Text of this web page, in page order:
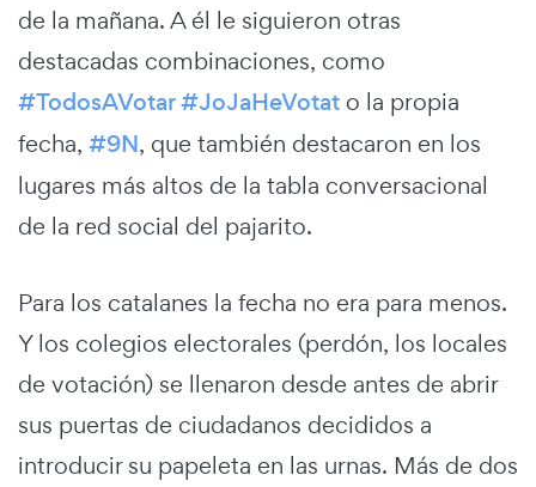
de la mañana. A él le siguieron otras
destacadas combinaciones, como
#TodosAVotar#JoJaHeVotat o la propia
fecha, #9N, que también destacaron en los
lugares más altos de la tabla conversacional
de la red social del pajarito.
Para los catalanes la fecha no era para menos.
Y los colegios electorales (perdón, los locales
de votación) se llenaron desde antes de abrir
sus puertas de ciudadanos decididos a
introducir su papeleta en las urnas. Más de dos